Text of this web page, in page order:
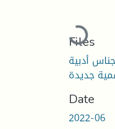
Loading...
Files
أدبية
Date
2022-06